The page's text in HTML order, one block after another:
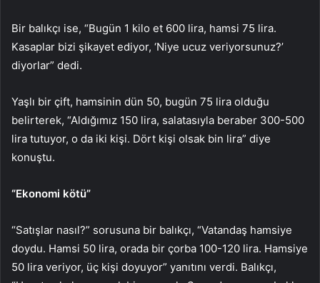
Bir balıkçı ise, “Bugün 1 kilo et 600 lira, hamsi 75 lira.
Kasaplar bizi şikayet ediyor, ‘Niye ucuz veriyorsunuz?’
diyorlar” dedi.
Yaşlı bir çift, hamsinin dün 50, bugün 75 lira olduğu
belirterek, “Aldığımız 150 lira, salatasıyla beraber 300-500
lira tutuyor, o da iki kişi. Dört kişi olsak bin lira” diye
konuştu.
“Ekonomi kötü”
“Satışlar nasıl?” sorusuna bir balıkçı, “Vatandaş hamsiye
doydu. Hamsi 50 lira, orada bir çorba 100-120 lira. Hamsiye
50 lira veriyor, üç kişi doyuyor” yanıtını verdi. Balıkçı,